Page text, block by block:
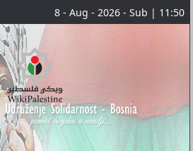
8 - Aug - 2026 - Sub | 11:50